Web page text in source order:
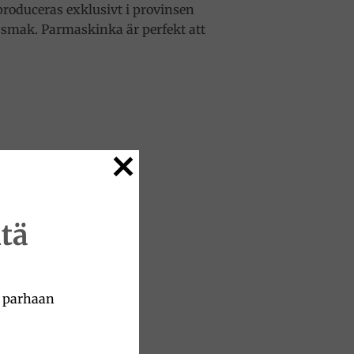
exklusivt i provinsen
Parmaskinka är perfekt att